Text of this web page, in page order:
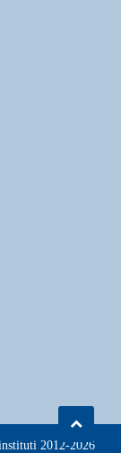
2012-2026